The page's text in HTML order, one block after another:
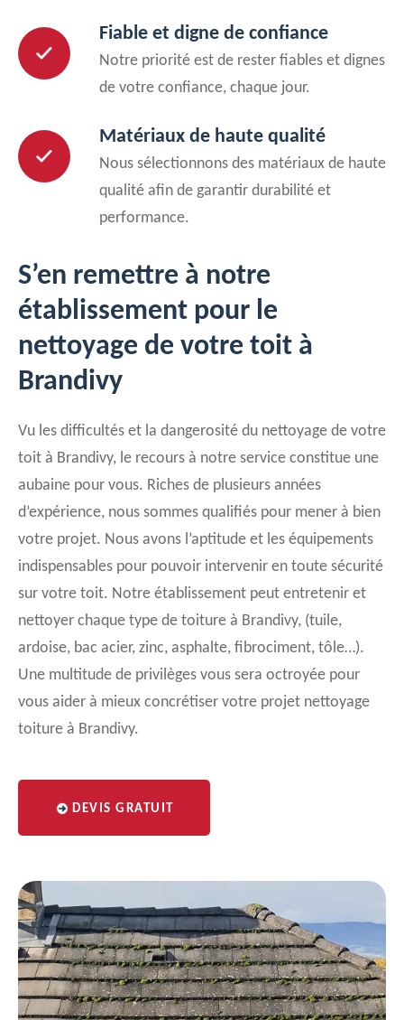
Fiable et digne de confiance
Notre priorité est de rester fiables et dignes
de votre confiance, chaque jour.
Matériaux de haute qualité
Nous sélectionnons des matériaux de haute
qualité afin de garantir durabilité et
performance.
S’en remettre à notre
établissement pour le
nettoyage de votre toit à
Brandivy
Vu les difficultés et la dangerosité du nettoyage de votre
toit à Brandivy, le recours à notre service constitue une
aubaine pour vous. Riches de plusieurs années
d’expérience, nous sommes qualifiés pour mener à bien
votre projet. Nous avons l’aptitude et les équipements
indispensables pour pouvoir intervenir en toute sécurité
sur votre toit. Notre établissement peut entretenir et
nettoyer chaque type de toiture à Brandivy, (tuile,
ardoise, bac acier, zinc, asphalte, fibrociment, tôle…).
Une multitude de privilèges vous sera octroyée pour
vous aider à mieux concrétiser votre projet nettoyage
toiture à Brandivy.
DEVIS GRATUIT